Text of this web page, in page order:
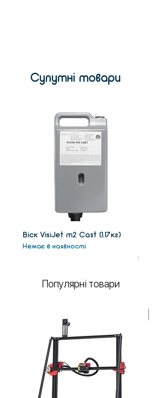
Супутні товари
Віск VisiJet m2 Сast (1.17кг)
Немає в наявності
Немає
Популярні товари